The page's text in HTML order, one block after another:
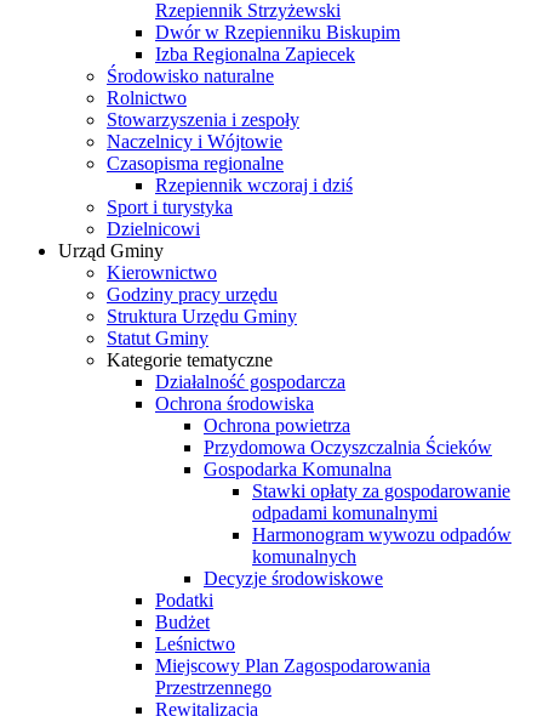
Rzepiennik Strzyżewski
Dwór w Rzepienniku Biskupim
Izba Regionalna Zapiecek
Środowisko naturalne
Rolnictwo
Stowarzyszenia i zespoły
Naczelnicy i Wójtowie
Czasopisma regionalne
Rzepiennik wczoraj i dziś
Sport i turystyka
Dzielnicowi
Urząd Gminy
Kierownictwo
Godziny pracy urzędu
Struktura Urzędu Gminy
Statut Gminy
Kategorie tematyczne
Działalność gospodarcza
Ochrona środowiska
Ochrona powietrza
Przydomowa Oczyszczalnia Ścieków
Gospodarka Komunalna
Stawki opłaty za gospodarowanie
odpadami komunalnymi
Harmonogram wywozu odpadów
komunalnych
Decyzje środowiskowe
Podatki
Budżet
Leśnictwo
Miejscowy Plan Zagospodarowania
Przestrzennego
Rewitalizacja